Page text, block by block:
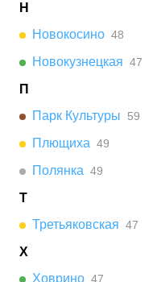
Н
Новокосино 48
Новокузнецкая 47
П
Парк Культуры
59
Плющиха 49
Полянка 49
Т
Третьяковская 47
Х
Ховрино 47